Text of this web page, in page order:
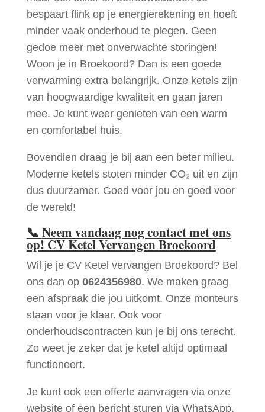
bespaart flink op je energierekening en hoeft
minder vaak onderhoud te plegen. Geen
gedoe meer met onverwachte storingen!
Woon je in Broekoord? Dan is een goede
verwarming extra belangrijk. Onze ketels zijn
van hoogwaardige kwaliteit en gaan jaren
mee. Je kunt weer genieten van een warm
en comfortabel huis.
Bovendien draag je bij aan een beter milieu.
Moderne ketels stoten minder CO₂ uit en zijn
dus duurzamer. Goed voor jou en goed voor
de wereld!
📞 Neem vandaag nog contact met ons
op! CV Ketel Vervangen Broekoord
Wil je je CV Ketel vervangen Broekoord? Bel
ons dan op 0624356980. We maken graag
een afspraak die jou uitkomt. Onze monteurs
staan voor je klaar. Ook voor
onderhoudscontracten kun je bij ons terecht.
Zo weet je zeker dat je ketel altijd optimaal
functioneert.
Je kunt ook een offerte aanvragen via onze
website of een bericht sturen via WhatsApp.